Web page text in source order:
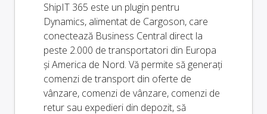
ShipIT 365 este un plugin pentru
Dynamics, alimentat de Cargoson, care
conectează Business Central direct la
peste 2.000 de transportatori din Europa
și America de Nord. Vă permite să generați
comenzi de transport din oferte de
vânzare, comenzi de vânzare, comenzi de
retur sau expedieri din depozit, să